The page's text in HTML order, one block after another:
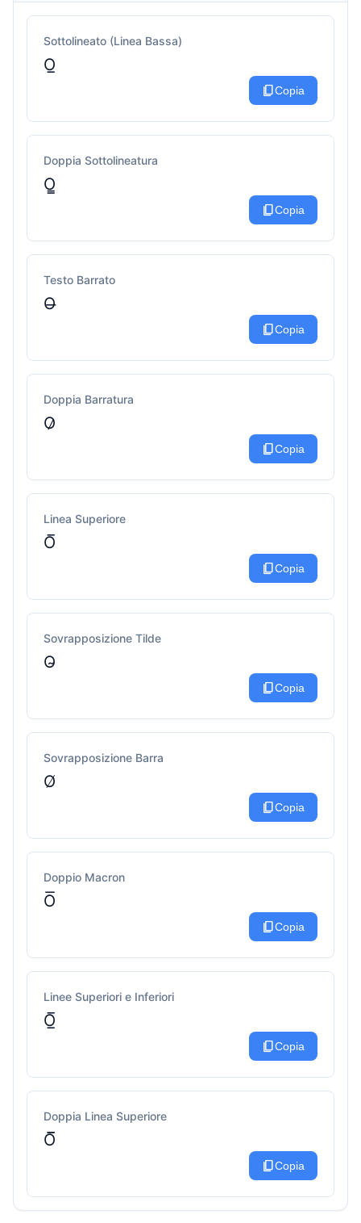
Sottolineato (Linea Bassa)
O̲
content_copyCopia
Doppia Sottolineatura
O̳
content_copyCopia
Testo Barrato
O̶
content_copyCopia
Doppia Barratura
O̷
content_copyCopia
Linea Superiore
O̅
content_copyCopia
Sovrapposizione Tilde
O̴
content_copyCopia
Sovrapposizione Barra
O̸
content_copyCopia
Doppio Macron
O͞
content_copyCopia
Linee Superiori e Inferiori
O̲̅
content_copyCopia
Doppia Linea Superiore
O̅̅
content_copyCopia